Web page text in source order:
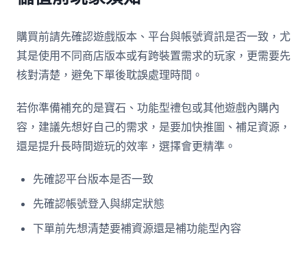
購買前請先確認遊戲版本、平台與帳號資訊是否一致，尤
其是使用不同商店版本或有跨裝置需求的玩家，更需要先
核對清楚，避免下單後耽誤處理時間。
若你準備補充的是寶石、功能型禮包或其他遊戲內購內
容，建議先想好自己的需求，是要加快推圖、補足資源，
還是提升長時間遊玩的效率，選擇會更精準。
先確認平台版本是否一致
先確認帳號登入與綁定狀態
下單前先想清楚要補資源還是補功能型內容